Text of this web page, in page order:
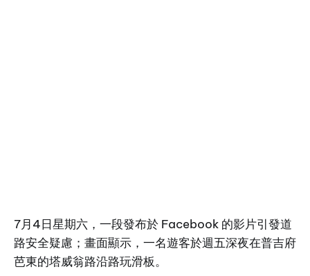
7月4日星期六，一段發布於 Facebook 的影片引發道
路安全疑慮；畫面顯示，一名遊客於週五深夜在普吉府
芭東的塔威翁路沿路玩滑板。